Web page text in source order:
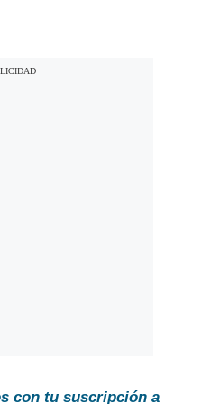
con tu suscripción a